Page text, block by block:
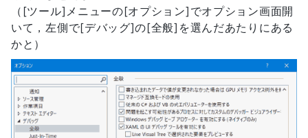
（[ツール]メニューの[オプション]でオプション画面開
いて，左側で[デバッグ]の[全般]を選んだあたりにある
かと）